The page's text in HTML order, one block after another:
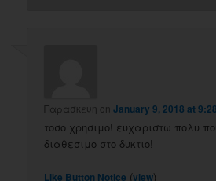
Παρασκευη onJanuary 9, 2018 at
τοσο χρησιμο! ευχαριστω πολυ
διαθεσιμο στο δυκτιο!
Like Button Notice (view)